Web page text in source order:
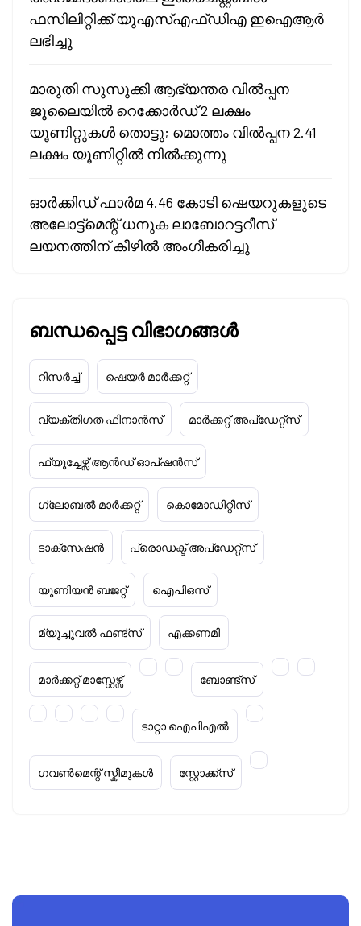
ഫസിലിറ്റിക്ക് യുഎസ്എഫ്ഡിഎ ഇഐആർ
ലഭിച്ചു
മാരുതി സുസുക്കി ആഭ്യന്തര വിൽപ്പന
ജൂലൈയിൽ റെക്കോർഡ് 2 ലക്ഷം
യൂണിറ്റുകൾ തൊട്ടു; മൊത്തം വിൽപ്പന 2.41
ലക്ഷം യൂണിറ്റിൽ നിൽക്കുന്നു
ഓർക്കിഡ് ഫാർമ 4.46 കോടി ഷെയറുകളുടെ
അലോട്ട്മെന്റ് ധനുക ലാബോറട്ടറീസ്
ലയനത്തിന് കീഴിൽ അംഗീകരിച്ചു
ബന്ധപ്പെട്ട വിഭാഗങ്ങൾ
റിസർച്ച് ഷെയർ മാർക്കറ്റ്
വ്യക്തിഗത ഫിനാൻസ് മാർക്കറ്റ് അപ്‌ഡേറ്റ്സ്
ഫ്യൂച്ചേഴ്സ് ആൻഡ് ഓപ്ഷൻസ്
ഗ്ലോബൽ മാർക്കറ്റ് കൊമോഡിറ്റീസ്
ടാക്‌സേഷൻ പ്രൊഡക്ട് അപ്‌ഡേറ്റ്സ്
യൂണിയൻ ബജറ്റ് ഐപിഒസ്
മ്യൂച്ചുവൽ ഫണ്ട്സ് എക്കണമി
മാർക്കറ്റ് മാസ്റ്റേഴ്സ് ബോണ്ട്സ്
ടാറ്റാ ഐപിഎൽ
ഗവൺമെന്റ് സ്കീമുകൾ സ്റ്റോക്ക്‌സ്